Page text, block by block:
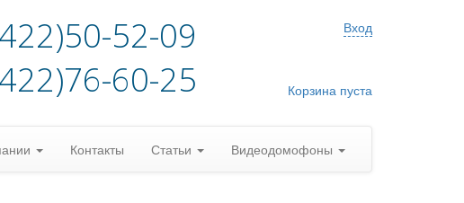
52-09
60-25
Вход
Корзина пуста
Контакты Статьи Видеодомофоны